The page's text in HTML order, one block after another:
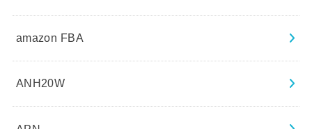
amazon FBA
ANH20W